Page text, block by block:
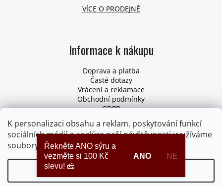
K personalizaci obsahu a reklam, poskytování funkcí
sociálních médií a analýze naší návštěvnosti využíváme
soubory cookies. Více informací
VÍCE O PRODEJNĚ
Informace k nákupu
Doprava a platba
Časté dotazy
Vrácení a reklamace
Obchodní podmínky
GDPR
Pro firmy
Odstoupení od smlouvy
Vytvořil Shoptet
Řekněte ANO sýru a
vezměte si 100 Kč
slevu! 🧀
ANO NE